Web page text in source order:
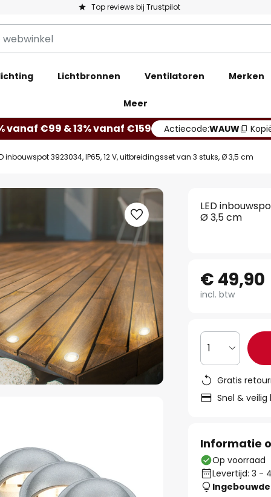
Top reviews bij Trustpilot
Lichtbronnen Ventilatoren Merken
Meer
vanaf €99 & 13% vanaf €159 Actiecode:WAUW
inbouwspot 3923034, IP65, 12 V, uitbreidingsset van 3 stuks, Ø 3,5 cm
LED
Ø 3,5 cm
€ 49,90
incl. btw
1
Gratis
Snel &
Informatie
Op voorraad
Levertijd: 3 -